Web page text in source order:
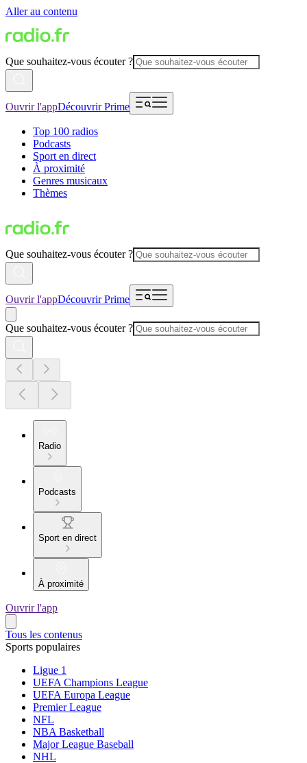
Aller au contenu
Que souhaitez-vous écouter ?
Ouvrir l'appDécouvrir Prime
Top 100 radios
Podcasts
Sport en direct
À proximité
Genres musicaux
Thèmes
Que souhaitez-vous écouter ?
Ouvrir l'appDécouvrir Prime
Que souhaitez-vous écouter ?
Radio
Podcasts
Sport en direct
À proximité
Ouvrir l'app
Tous les contenus
Sports populaires
Ligue 1
UEFA Champions League
UEFA Europa League
Premier League
NFL
NBA Basketball
Major League Baseball
NHL